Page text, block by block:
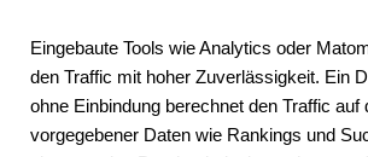
Eingebaute Tools wie Analytics oder
den Traffic mit hoher Zuverlässigkeit. Ein
ohne Einbindung berechnet den Traffic auf
vorgegebener Daten wie Rankings und